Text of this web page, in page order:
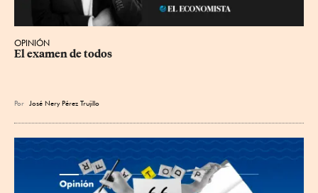
OPINIÓN
El examen de todos
Por José Nery Pérez Trujillo